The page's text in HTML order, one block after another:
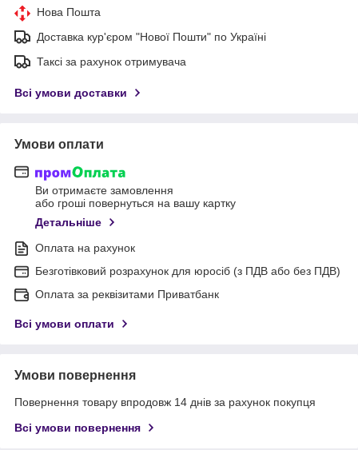
Нова Пошта
Доставка кур'єром "Нової Пошти" по Україні
Таксі за рахунок отримувача
Всі умови доставки
Умови оплати
Ви отримаєте замовлення
або гроші повернуться на вашу картку
Детальніше
Оплата на рахунок
Безготівковий розрахунок для юросіб (з ПДВ або без ПДВ)
Оплата за реквізитами Приватбанк
Всі умови оплати
Умови повернення
Повернення товару впродовж 14 днів за рахунок покупця
Всі умови повернення